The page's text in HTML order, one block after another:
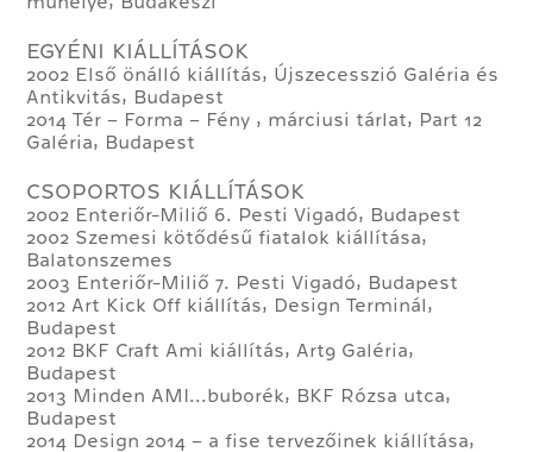
EGYÉNI KIÁLLÍTÁSOK
2002 Első önálló kiállítás, Újszecesszió Galéria és
Antikvitás, Budapest
2014 Tér – Forma – Fény , márciusi tárlat, Part 12
Galéria, Budapest
CSOPORTOS KIÁLLÍTÁSOK
2002 Enteriőr-Miliő 6. Pesti Vigadó, Budapest
2002 Szemesi kötődésű fiatalok kiállítása,
Balatonszemes
2003 Enteriőr-Miliő 7. Pesti Vigadó, Budapest
2012 Art Kick Off kiállítás, Design Terminál,
Budapest
2012 BKF Craft Ami kiállítás, Art9 Galéria,
Budapest
2013 Minden AMI...buborék, BKF Rózsa utca,
Budapest
2014 Design 2014 – a fise tervezőinek kiállítása,